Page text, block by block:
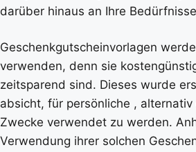
darüber hinaus an Ihre
Geschenkgutscheinvorlagen
verwenden, denn sie
zeitsparend sind. Dieses wurde
absicht, für persönliche ,
Zwecke verwendet zu werden.
Verwendung ihrer solchen